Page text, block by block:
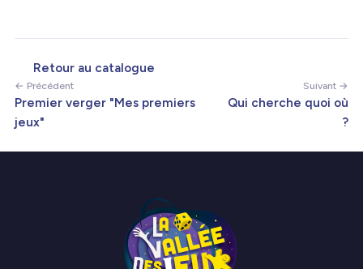
Retour au catalogue
← Précédent
Premier verger "Mes premiers
jeux"
Suivant →
Qui cherche quoi où
?